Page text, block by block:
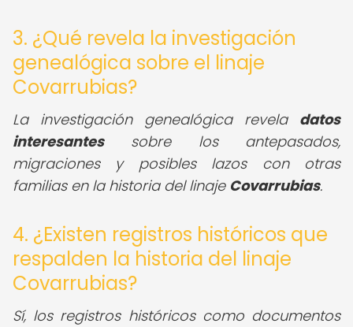
3. ¿Qué revela la investigación
genealógica sobre el linaje
Covarrubias?
La investigación genealógica revela datos
interesantessobre los antepasados,
migraciones y posibles lazos con otras
familias en la historia del linaje Covarrubias.
4. ¿Existen registros históricos que
respalden la historia del linaje
Covarrubias?
Sí, los registros históricos como documentos